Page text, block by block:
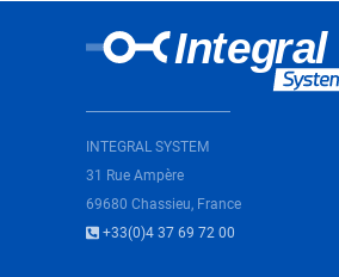
INTEGRAL SYSTEM
31 Rue Ampère
69680 Chassieu, France
+33(0)4 37 69 72 00